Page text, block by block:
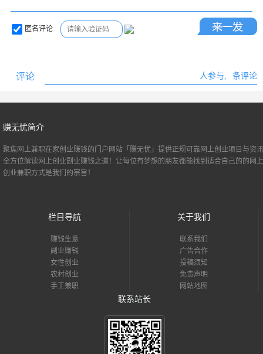
匿名评论
评论 人参与, 条评论
赚无忧简介
聚焦网上兼职在家创业赚钱的门户网站「赚无忧」提供正规可靠网上创业项目与资
全方位解读网上创业副业赚钱之道！让每位有梦想的朋友都能找到适合自己的的 网上
创业兼职方式是我们的宗旨！
栏目导航
赚钱生意
副业赚钱
女性创业
农村创业
手工兼职
关于我们
联系我们
广告合作
投稿须知
免责声明
网站地图
联系站长